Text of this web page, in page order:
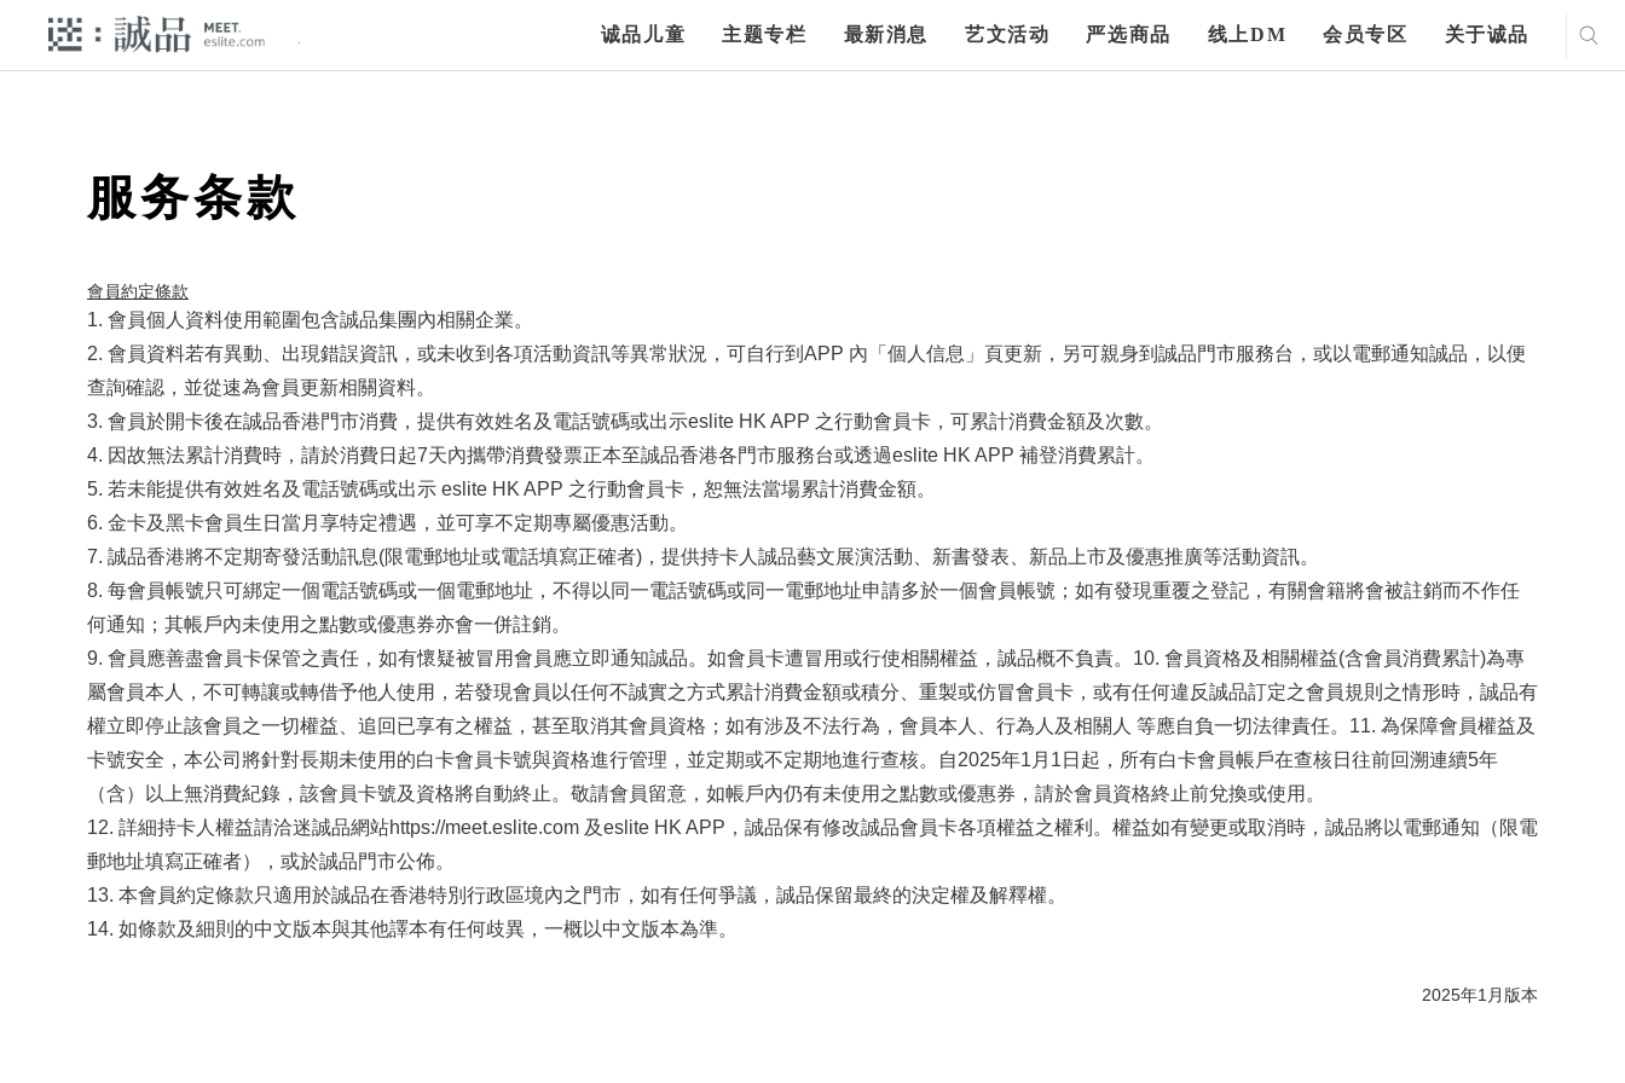
诚品儿童 主题专栏 最新消息 艺文活动 严选商品 线上DM 会员专区 关于诚品
服务条款
會員約定條款​
1. 會員個人資料使用範圍包含誠品集團內相關企業。
2. 會員資料若有異動、出現錯誤資訊，或未收到各項活動資訊等異常狀況，可自行到APP 內「個人信息」頁更新，另可親身到誠品門市服務台，或以電郵通知誠品，以便
查詢確認，並從速為會員更新相關資料。
3. 會員於開卡後在誠品香港門市消費，提供有效姓名及電話號碼或出示eslite HK APP 之行動會員卡，可累計消費金額及次數。
4. 因故無法累計消費時，請於消費日起7天內攜帶消費發票正本至誠品香港各門市服務台或透過eslite HK APP 補登消費累計。
5. 若未能提供有效姓名及電話號碼或出示 eslite HK APP 之行動會員卡，恕無法當場累計消費金額。
6. 金卡及黑卡會員生日當月享特定禮遇，並可享不定期專屬優惠活動。
7. 誠品香港將不定期寄發活動訊息(限電郵地址或電話填寫正確者)，提供持卡人誠品藝文展演活動、新書發表、新品上市及優惠推廣等活動資訊。
8. 每會員帳號只可綁定一個電話號碼或一個電郵地址，不得以同一電話號碼或同一電郵地址申請多於一個會員帳號；如有發現重覆之登記，有關會籍將會被註銷而不作任
何通知；其帳戶內未使用之點數或優惠券亦會一併註銷。
9. 會員應善盡會員卡保管之責任，如有懷疑被冒用會員應立即通知誠品。如會員卡遭冒用或行使相關權益，誠品概不負責。10. 會員資格及相關權益(含會員消費累計)為專
屬會員本人，不可轉讓或轉借予他人使用，若發現會員以任何不誠實之方式累計消費金額或積分、重製或仿冒會員卡，或有任何違反誠品訂定之會員規則之情形時，誠品有
權立即停止該會員之一切權益、追回已享有之權益，甚至取消其會員資格；如有涉及不法行為，會員本人、行為人及相關人 等應自負一切法律責任。11. 為保障會員權益及
卡號安全，本公司將針對長期未使用的白卡會員卡號與資格進行管理，並定期或不定期地進行查核。自2025年1月1日起，所有白卡會員帳戶在查核日往前回溯連續5年
（含）以上無消費紀錄，該會員卡號及資格將自動終止。敬請會員留意，如帳戶內仍有未使用之點數或優惠券，請於會員資格終止前兌換或使用。
12. 詳細持卡人權益請洽迷誠品網站https://meet.eslite.com 及eslite HK APP，誠品保有修改誠品會員卡各項權益之權利。權益如有變更或取消時，誠品將以電郵通知（限電
郵地址填寫正確者），或於誠品門市公佈。
13. 本會員約定條款只適用於誠品在香港特別行政區境內之門市，如有任何爭議，誠品保留最終的決定權及解釋權。
14. 如條款及細則的中文版本與其他譯本有任何歧異，一概以中文版本為準。
2025年1月版本